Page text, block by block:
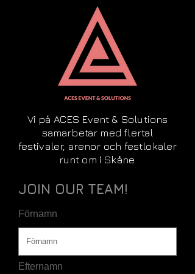
Vi på ACES Event & Solutions
samarbetar med flertal
festivaler, arenor och festlokaler
runt om i Skåne.
JOIN OUR TEAM!
Förnamn
Efternamn